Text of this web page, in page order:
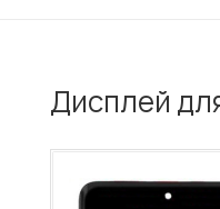
Дисплей